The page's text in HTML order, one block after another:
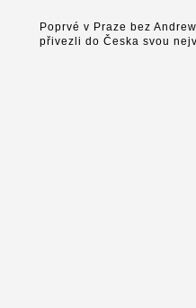
Poprvé v Praze bez
přivezli do Česka svou